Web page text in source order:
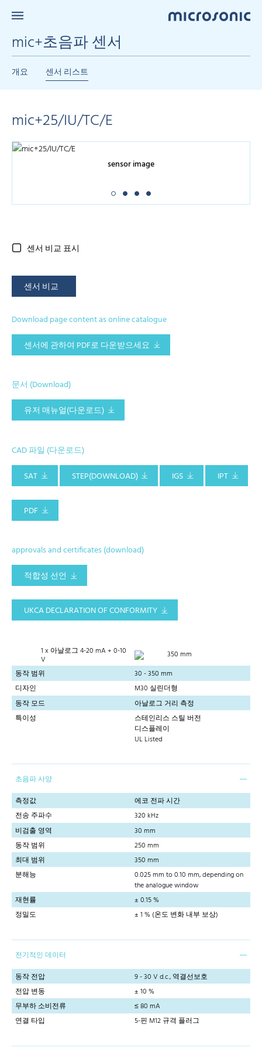
mic+초음파 센서
개요 센서 리스트
mic+25/IU/TC/E
sensor image
센서 비교 표시
센서 비교
Download page content as online catalogue
센서에 관하여 PDF로 다운받으세요
문서 (Download)
유저 매뉴얼(다운로드)
CAD 파일 (다운로드)
SAT
STEP(DOWNLOAD) IGS IPT
PDF
approvals and certificates (download)
적합성 선언
UKCA DECLARATION OF CONFORMITY
1 x 아날로그 4-20 mA + 0-10
V
350 mm
동작 범위
30 - 350 mm
디자인
M30 실린더형
동작 모드
아날로그 거리 측정
특이성
스테인리스 스틸 버전
디스플레이
UL Listed
초음파 사양
측정값
에코 전파 시간
전송 주파수
320 kHz
비검출 영역
30 mm
동작 범위
250 mm
최대 범위
350 mm
분해능
0.025 mm to 0.10 mm, depending on
the analogue window
재현률
± 0.15 %
정밀도
± 1 % (온도 변화 내부 보상)
전기적인 데이터
동작 전압
9 - 30 V d.c., 역결선보호
전압 변동
± 10 %
무부하 소비전류
≤ 80 mA
연결 타입
5-핀 M12 규격 플러그